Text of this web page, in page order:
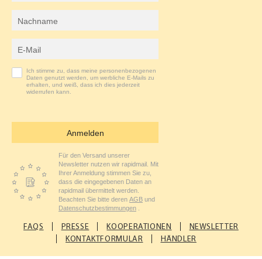
Ich stimme zu, dass meine personenbezogenen
Daten genutzt werden, um werbliche E-Mails zu
erhalten, und weiß, dass ich dies jederzeit
widerrufen kann.
Anmelden
Für den Versand unserer
Newsletter nutzen wir rapidmail. Mit
Ihrer Anmeldung stimmen Sie zu,
dass die eingegebenen Daten an
rapidmail übermittelt werden.
Beachten Sie bitte deren AGB und
Datenschutzbestimmungen
FAQS PRESSE KOOPERATIONEN
NEWSLETTER
KONTAKTFORMULAR
HÄNDLER